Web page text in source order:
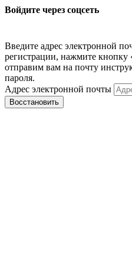
Войдите через соцсеть
Введите адрес электронной
регистрации, нажмите
отправим вам на почту
пароля.
Адрес электронной почты